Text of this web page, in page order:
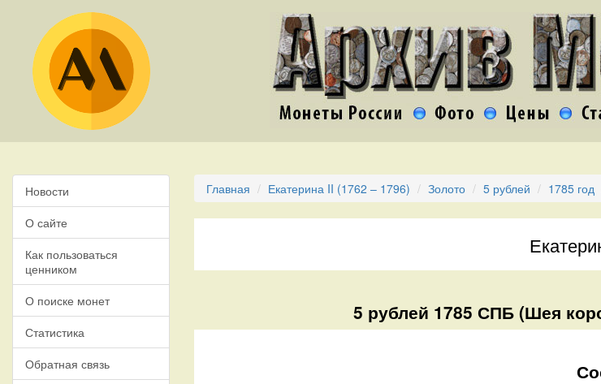
Новости
О сайте
Как пользоваться
ценником
О поиске монет
Статистика
Обратная связь
Главная Екатерина II (1762 – 1796) Золото 5 рублей 1785 год
5 рублей 1785 СПБ (Шея